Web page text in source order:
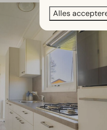
Alles